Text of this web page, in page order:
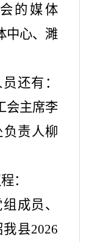
的媒体
中心、濉
还有：
会主席李
责人柳
：
成员、
我县2026